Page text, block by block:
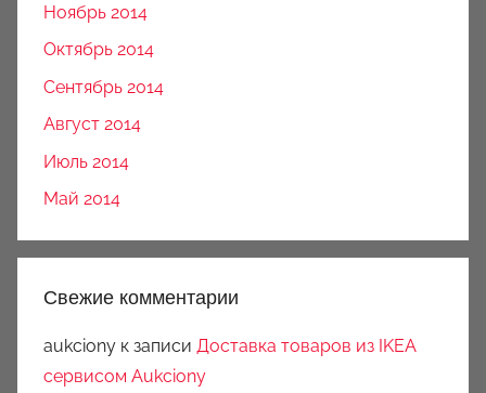
Ноябрь 2014
Октябрь 2014
Сентябрь 2014
Август 2014
Июль 2014
Май 2014
Свежие комментарии
aukciony к записи Доставка товаров из IKEA
сервисом Aukciony